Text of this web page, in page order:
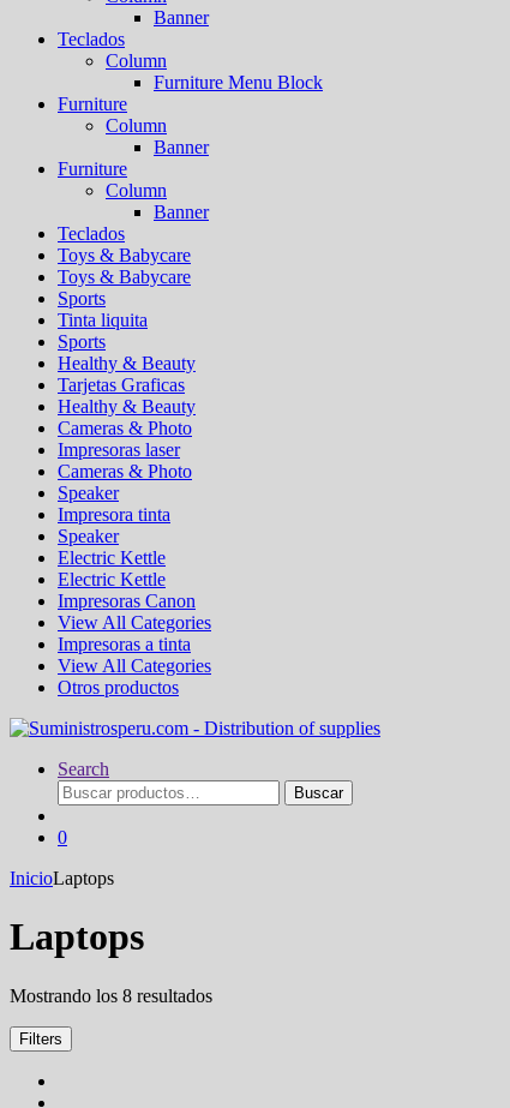
Banner
Teclados
Column
Furniture Menu Block
Furniture
Column
Banner
Furniture
Column
Banner
Teclados
Toys & Babycare
Toys & Babycare
Sports
Tinta liquita
Sports
Healthy & Beauty
Tarjetas Graficas
Healthy & Beauty
Cameras & Photo
Impresoras laser
Cameras & Photo
Speaker
Impresora tinta
Speaker
Electric Kettle
Electric Kettle
Impresoras Canon
View All Categories
Impresoras a tinta
View All Categories
Otros productos
Search
Buscar
por:
Buscar
0
InicioLaptops
Laptops
Mostrando los 8 resultadosOrdenado
Filters